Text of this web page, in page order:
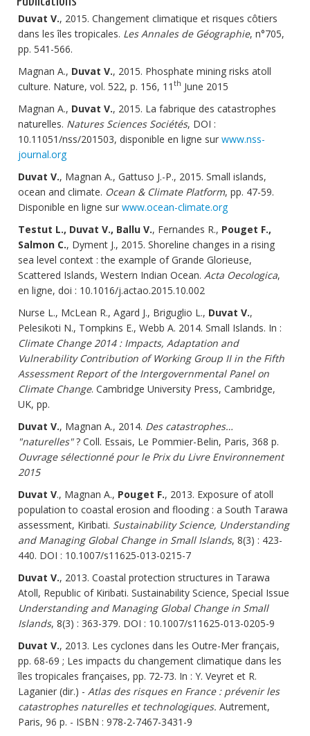
Duvat V., 2015. Changement climatique et risques côtiers
dans les îles tropicales. Les Annales de Géographie, n°705,
pp. 541-566.
Magnan A., Duvat V., 2015. Phosphate mining risks atoll
culture. Nature, vol. 522, p. 156, 11 th June 2015
Magnan A., Duvat V., 2015. La fabrique des catastrophes
naturelles. Natures Sciences Sociétés, DOI :
10.11051/nss/201503, disponible en ligne sur www.nss-
journal.org
Duvat V., Magnan A., Gattuso J.-P., 2015. Small islands,
ocean and climate. Ocean & Climate Platform, pp. 47-59.
Disponible en ligne sur www.ocean-climate.org
Testut L., Duvat V., Ballu V., Fernandes R., Pouget F.,
Salmon C., Dyment J., 2015. Shoreline changes in a rising
sea level context : the example of Grande Glorieuse,
Scattered Islands, Western Indian Ocean. Acta Oecologica,
en ligne, doi : 10.1016/j.actao.2015.10.002
Nurse L., McLean R., Agard J., Briguglio L., Duvat V.,
Pelesikoti N., Tompkins E., Webb A. 2014. Small Islands. In :
Climate Change 2014 : Impacts, Adaptation and
Vulnerability Contribution of Working Group II in the Fifth
Assessment Report of the Intergovernmental Panel on
Climate Change. Cambridge University Press, Cambridge,
UK, pp.
Duvat V., Magnan A., 2014. Des catastrophes…
"naturelles"? Coll. Essais, Le Pommier-Belin, Paris, 368 p.
Ouvrage sélectionné pour le Prix du Livre Environnement
2015
Duvat V., Magnan A., Pouget F., 2013. Exposure of atoll
population to coastal erosion and flooding : a South Tarawa
assessment, Kiribati. Sustainability Science, Understanding
and Managing Global Change in Small Islands, 8(3) : 423-
440. DOI : 10.1007/s11625-013-0215-7
Duvat V., 2013. Coastal protection structures in Tarawa
Atoll, Republic of Kiribati. Sustainability Science, Special Issue
Understanding and Managing Global Change in Small
Islands, 8(3) : 363-379. DOI : 10.1007/s11625-013-0205-9
Duvat V., 2013. Les cyclones dans les Outre-Mer français,
pp. 68-69 ; Les impacts du changement climatique dans les
îles tropicales françaises, pp. 72-73. In : Y. Veyret et R.
Laganier (dir.) - Atlas des risques en France : prévenir les
catastrophes naturelles et technologiques. Autrement,
Paris, 96 p. - ISBN : 978-2-7467-3431-9